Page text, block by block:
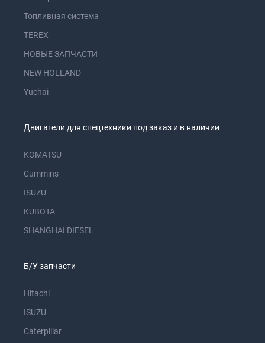
Топливная система
TEREX
НОВЫЕ ЗАПЧАСТИ
NEW HOLLAND
Yuchai
Двигатели для спецтехники под заказ и в наличии
KOMATSU
Cummins
ISUZU
KUBOTA
SHANGHAI DIESEL
Б/У запчасти
Hitachi
ISUZU
Caterpillar